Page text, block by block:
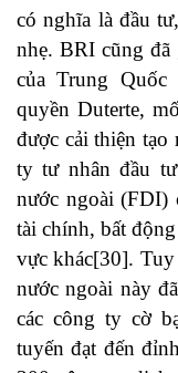
có nghĩa là đầu
nhẹ. BRI cũng đã
của Trung
quyền Duterte,
được cải thiện tạo
ty tư nhân đầu
nước ngoài (FDI)
tài chính, bất
vực khác[30]. Tuy
nước ngoài này
các công ty cờ
tuyến đạt đến